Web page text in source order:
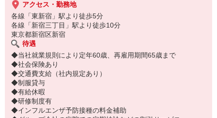
お客様からのご依頼や、引継ぎされている業務の対応をします
★★宅急便のご依頼や、近隣案内、共用施設のご予約など、お客様
からのご要望に
一つ一つ丁寧にご対応いただけます★★
さぁレジ締めをしましょう！当日の売上を報告書に入力したり、売
上金の確認をします
ご依頼いただいている宅配便やランドリーを業者さんへお渡ししま
★★点数確認がとっても大事です！★★
アクセス・勤務地
各線「東新宿」駅より徒歩5分
各線「新宿三丁目」駅より徒歩10分
東京都新宿区新宿
待遇
◆当社就業規則により定年60歳、再雇用期間65歳まで
◆社会保険あり
◆交通費支給（社内規定あり）
◆制服貸与
◆有給休暇
◆研修制度有
◆インフルエンザ予防接種の料金補助